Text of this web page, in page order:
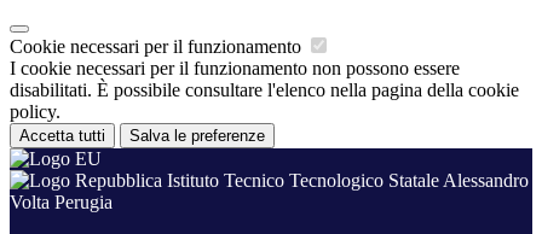
Cookie necessari per il funzionamento
I cookie necessari per il funzionamento non possono essere
disabilitati. È possibile consultare l'elenco nella pagina della cookie
policy.
Accetta tutti Salva le preferenze
Istituto Tecnico Tecnologico Statale Alessandro
Volta Perugia